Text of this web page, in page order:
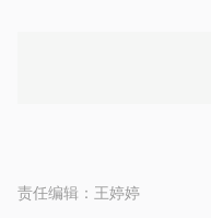
责任编辑： 王婷婷